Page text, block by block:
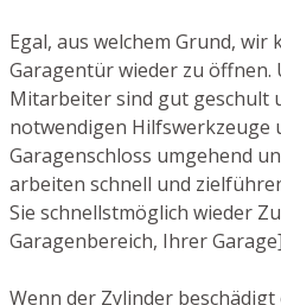
Egal, aus welchem Grund,
Garagentür wieder zu öffnen.
Mitarbeiter sind gut geschult
notwendigen Hilfswerkzeuge
Garagenschloss umgehend
arbeiten schnell und
Sie schnellstmöglich wieder
Garagenbereich, Ihrer
Wenn der Zylinder